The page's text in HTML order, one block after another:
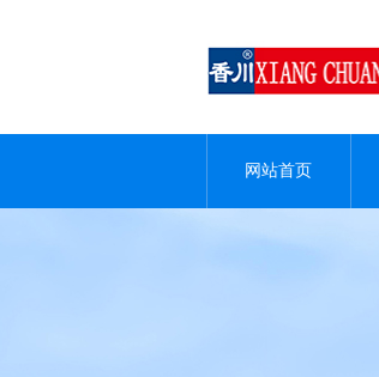
网站首页